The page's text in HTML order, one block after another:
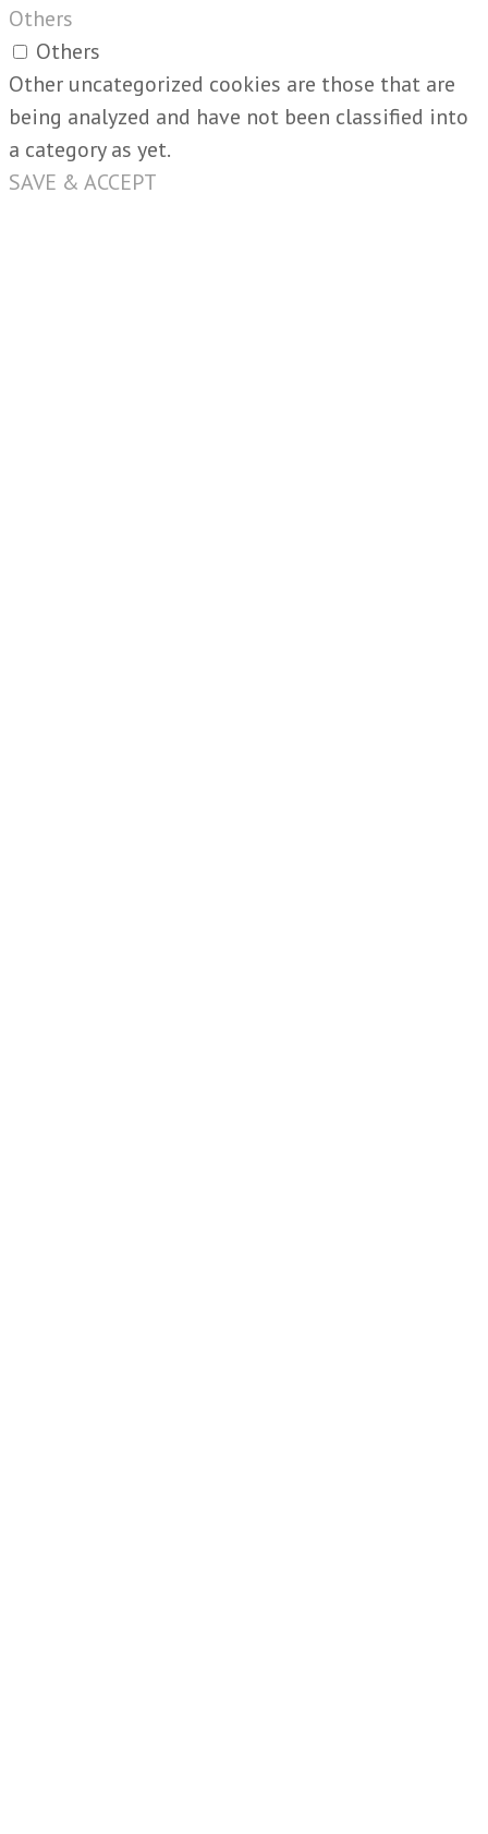
Others
Others
Other uncategorized cookies are those that are
being analyzed and have not been classified into
a category as yet.
SAVE & ACCEPT